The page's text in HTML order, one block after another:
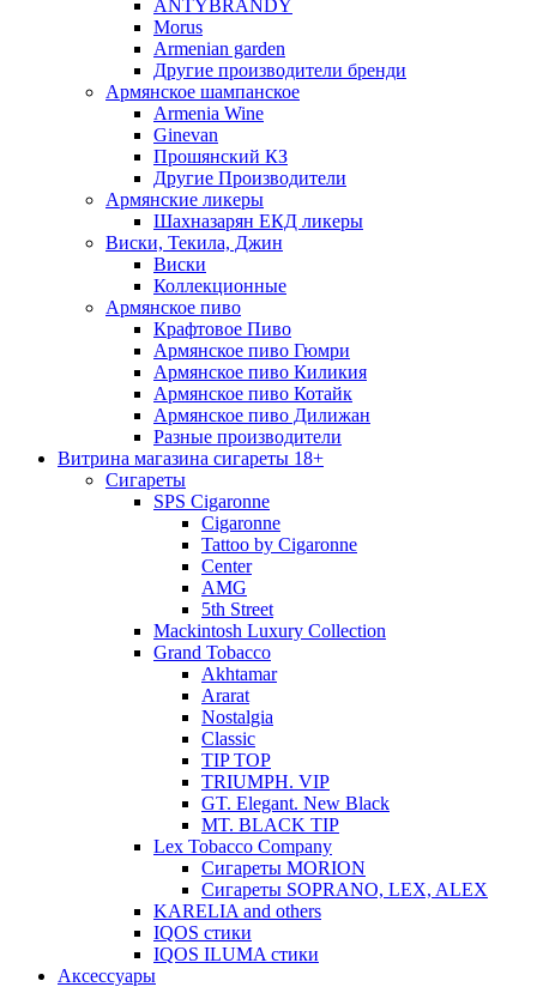
ANTYBRANDY
Morus
Armenian garden
Другие производители бренди
Армянское шампанское
Armenia Wine
Ginevan
Прошянский КЗ
Другие Производители
Армянские ликеры
Шахназарян ЕКД ликеры
Виски, Текила, Джин
Виски
Коллекционные
Армянское пиво
Крафтовое Пиво
Армянское пиво Гюмри
Армянское пиво Киликия
Армянское пиво Котайк
Армянское пиво Дилижан
Разные производители
Витрина магазина сигареты 18+
Cигареты
SPS Cigaronne
Сigaronne
Tattoo by Cigaronne
Center
AMG
5th Street
Mackintosh Luxury Collection
Grand Tobacco
Akhtamar
Ararat
Nostalgia
Classic
TIP TOP
TRIUMPH. VIP
GT. Elegant. New Black
MT. BLACK TIP
Lex Tobacco Company
Сигареты MORION
Сигареты SOPRANO, LEX, ALEX
KARELIA and others
IQOS стики
IQOS ILUMA стики
Аксессуары